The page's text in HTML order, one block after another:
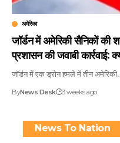
अमेरिका
जॉर्डन में अमेरिकी सैनिकों की
प्रशासन की जवाबी कार्रवाई:
जॉर्डन में एक ड्रोन हमले में तीन
ByNews Desk 3 weeks ago
News To Nation